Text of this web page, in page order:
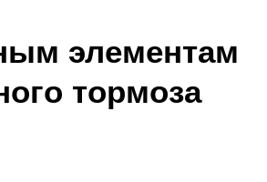
элементам
тормоза